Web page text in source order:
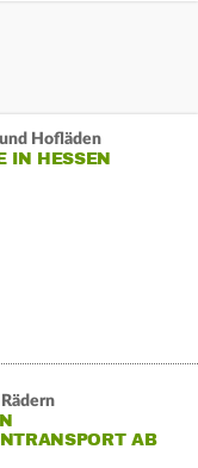
Hofläden
IN HESSEN
AB